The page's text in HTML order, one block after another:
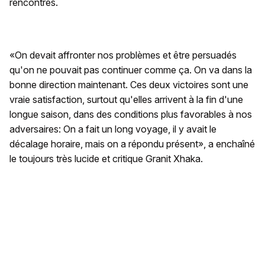
rencontres.
«On devait affronter nos problèmes et être persuadés
qu'on ne pouvait pas continuer comme ça. On va dans la
bonne direction maintenant. Ces deux victoires sont une
vraie satisfaction, surtout qu'elles arrivent à la fin d'une
longue saison, dans des conditions plus favorables à nos
adversaires: On a fait un long voyage, il y avait le
décalage horaire, mais on a répondu présent», a enchaîné
le toujours très lucide et critique Granit Xhaka.